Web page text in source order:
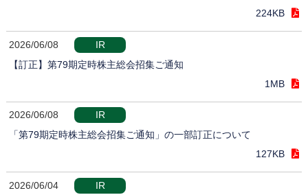
224KB
2026/06/08
IR
【訂正】第79期定時株主総会招集ご通知
1MB
2026/06/08
IR
「第79期定時株主総会招集ご通知」の一部訂正について
127KB
2026/06/04
IR